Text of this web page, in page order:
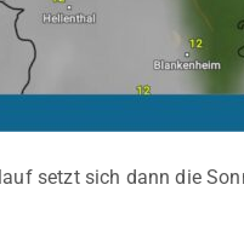
setzt sich dann die